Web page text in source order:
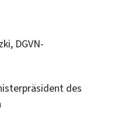
DGVN-
des